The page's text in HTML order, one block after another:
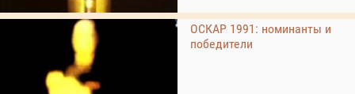
ОСКАР 1991: номинанты и
победители